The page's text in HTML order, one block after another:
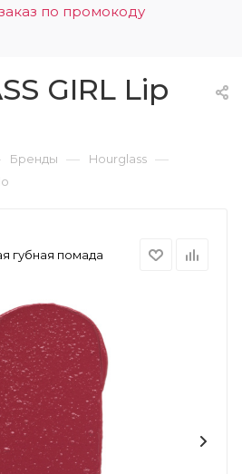
по промокоду
0
GIRL Lip
Бренды — Hourglass —
губная помада